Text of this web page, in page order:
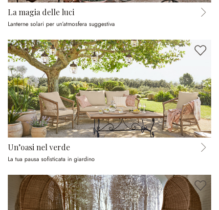
La magia delle luci
Lanterne solari per un’atmosfera suggestiva
Un’oasi nel verde
La tua pausa sofisticata in giardino